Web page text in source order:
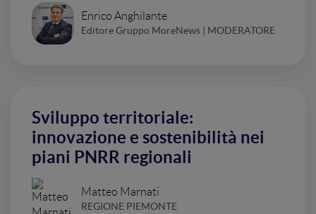
Enrico Anghilante
Editore Gruppo MoreNews | MODERATORE
Sviluppo territoriale:
innovazione e sostenibilità nei
piani PNRR regionali
Matteo Marnati
REGIONE PIEMONTE